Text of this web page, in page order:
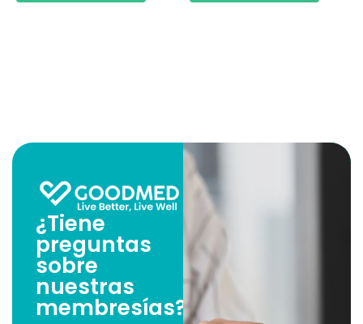
¿Tiene
preguntas
sobre
nuestras
membresías?